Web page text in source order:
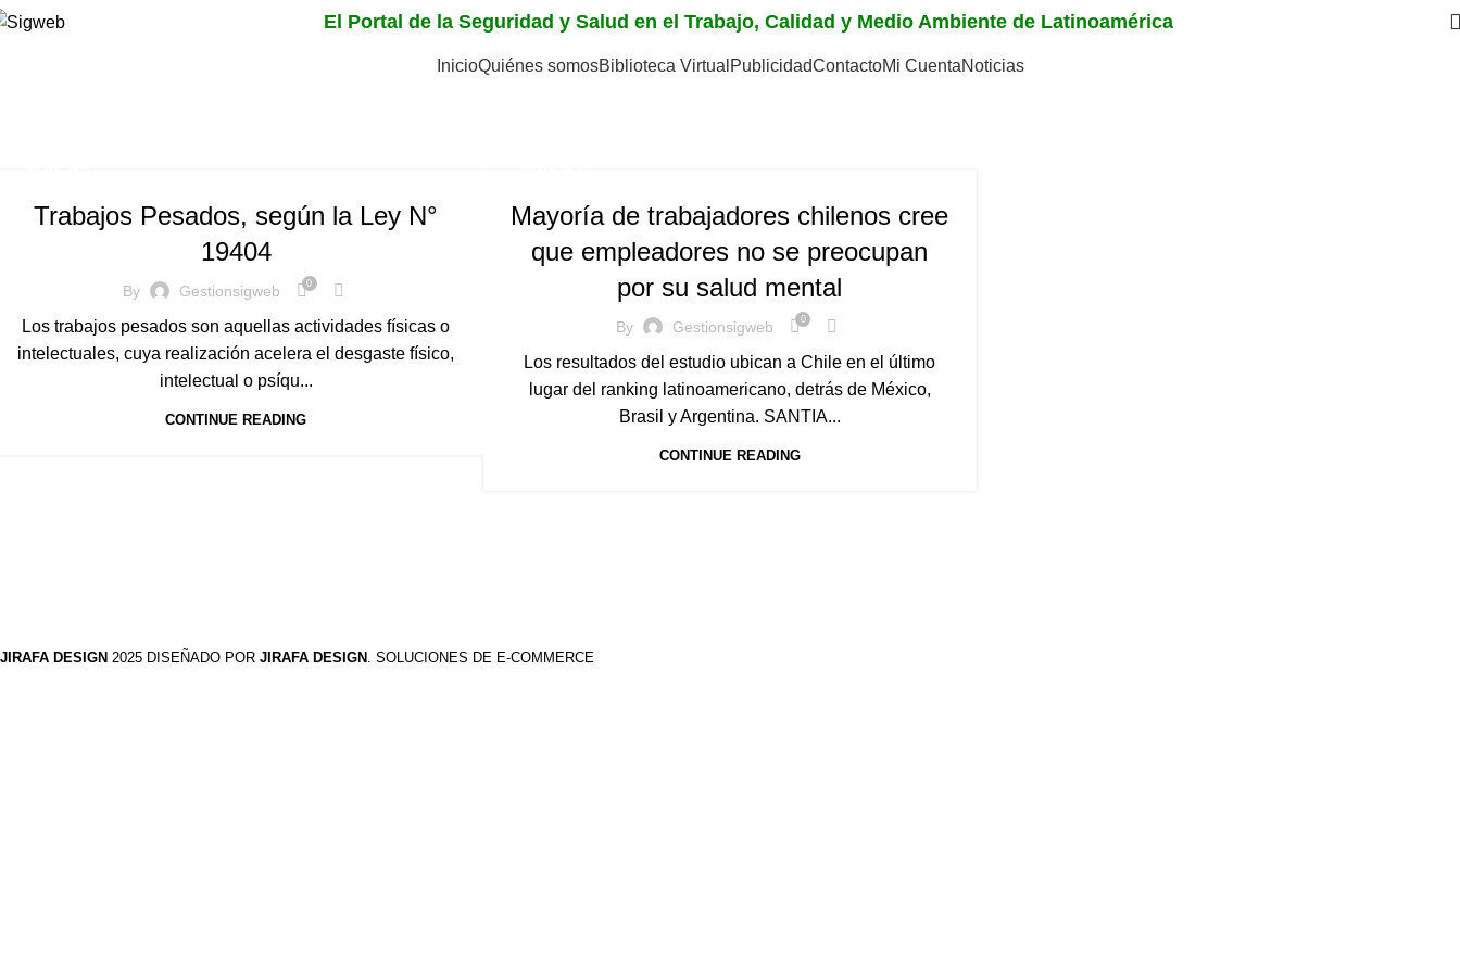
El Portal de la Seguridad y Salud en el Trabajo, Calidad y Medio Ambiente de Latinoamérica
InicioQuiénes somosBiblioteca Virtual PublicidadContactoMi CuentaNoticias
Trabajos Pesados, según la Ley N°
19404
By Gestionsigweb 0
Los trabajos pesados son aquellas actividades físicas o
intelectuales, cuya realización acelera el desgaste físico,
intelectual o psíqu...
CONTINUE READING
Mayoría de trabajadores chilenos cree
que empleadores no se preocupan
por su salud mental
By Gestionsigweb 0
Los resultados del estudio ubican a Chile en el último
lugar del ranking latinoamericano, detrás de México,
Brasil y Argentina. SANTIA...
CONTINUE READING
JIRAFA DESIGN 2025 DISEÑADO POR JIRAFA DESIGN . SOLUCIONES DE E-COMMERCE